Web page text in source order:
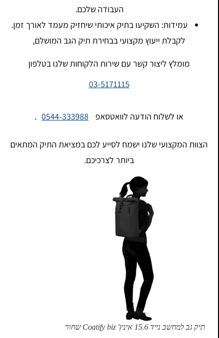
העבודה שלכם.
עמידות: השקיעו בתיק איכותי שיחזיק מעמד לאורך זמן.
לקבלת ייעוץ מקצועי בבחירת תיק הגב המושלם,
מומלץ ליצור קשר עם שירות הלקוחות שלנו בטלפון
03-5171115
או לשלוח הודעה לוואטסאפ 0544-333988
הצוות המקצועי שלנו ישמח לסייע לכם במציאת התיק המתאים
ביותר לצרכיכם.
תיק גב למחשב נייד 15.6 אינץ' Coatify biz שחור